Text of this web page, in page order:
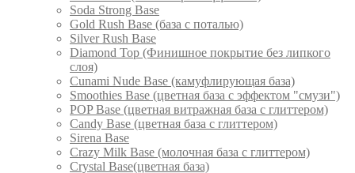
Soda Strong Base
Gold Rush Base (база с поталью)
Silver Rush Base
Diamond Top (Финишное покрытие без липкого
слоя)
Cunami Nude Base (камуфлирующая база)
Smoothies Base (цветная база с эффектом "смузи")
POP Base (цветная витражная база с глиттером)
Candy Base (цветная база с глиттером)
Sirena Base
Crazy Milk Base (молочная база с глиттером)
Crystal Base(цветная база)